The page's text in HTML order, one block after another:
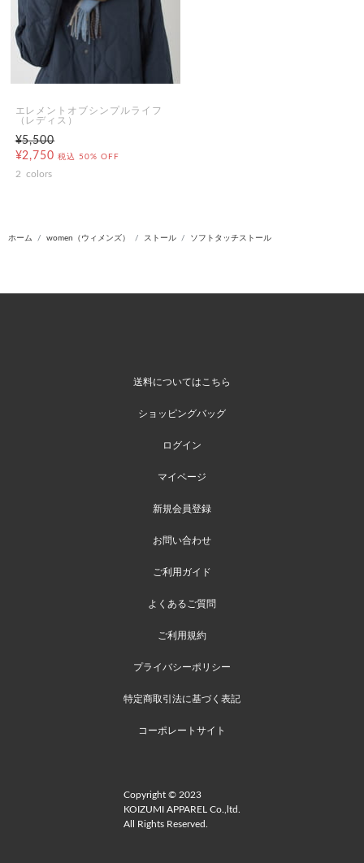
エレメントオブシンプルライフ
（レディス）
¥5,500
¥2,750 税込 50% OFF
2 colors
ホーム women（ウィメンズ） ストール ソフトタッチストール
送料についてはこちら
ショッピングバッグ
ログイン
マイページ
新規会員登録
お問い合わせ
ご利用ガイド
よくあるご質問
ご利用規約
プライバシーポリシー
特定商取引法に基づく表記
コーポレートサイト
Copyright © 2023
KOIZUMI APPAREL Co.,ltd.
All Rights Reserved.